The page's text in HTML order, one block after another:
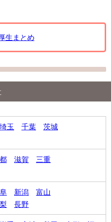
生まとめ
埼玉 千葉
茨城
滋賀
三重
新潟
富山
長野